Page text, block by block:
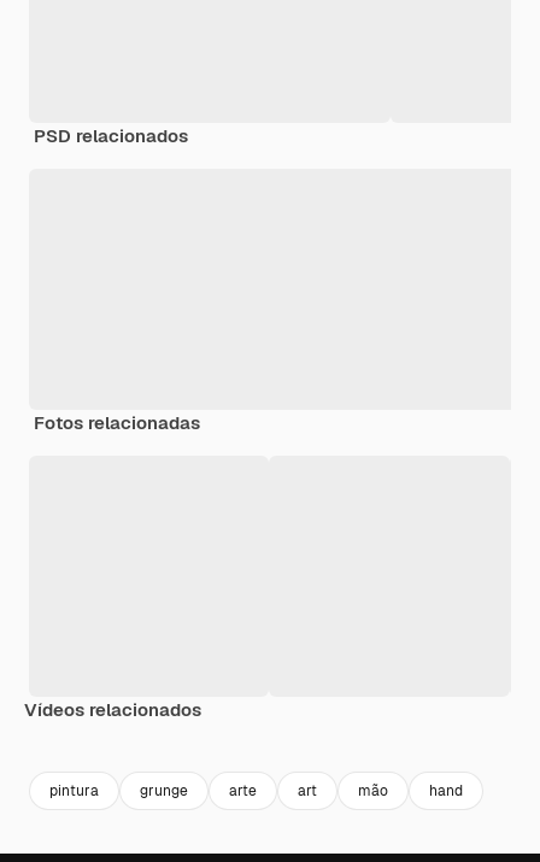
PSD relacionados
Fotos relacionadas
Vídeos relacionados
pintura grunge arte art mão hand